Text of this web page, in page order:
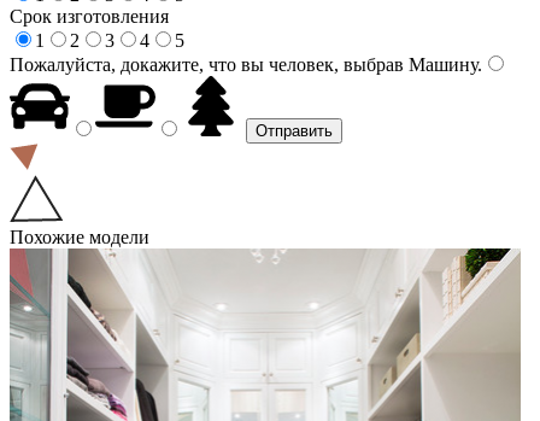
Срок изготовления
1
2 3 4
5
Пожалуйста, докажите, что вы человек, выбрав Машину.
Похожие модели